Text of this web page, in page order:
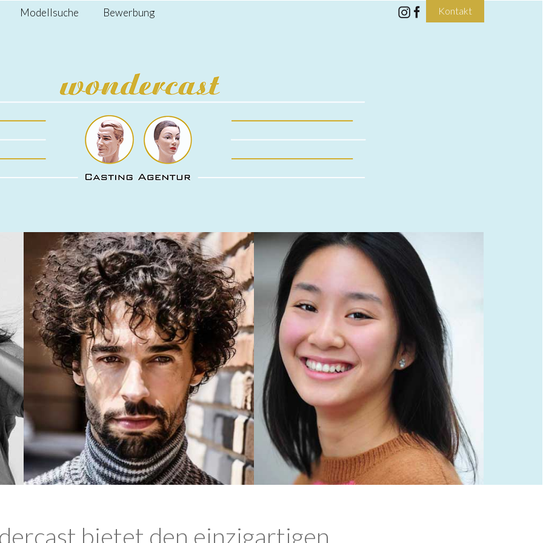
Modellsuche Bewerbung Kontakt
bietet den einzigartigen